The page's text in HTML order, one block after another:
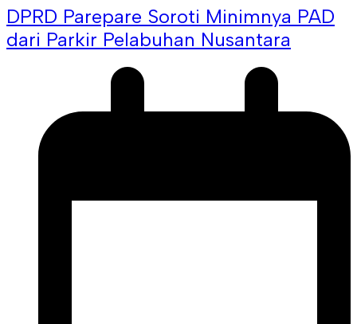
DPRD Parepare Soroti Minimnya PAD
dari Parkir Pelabuhan Nusantara